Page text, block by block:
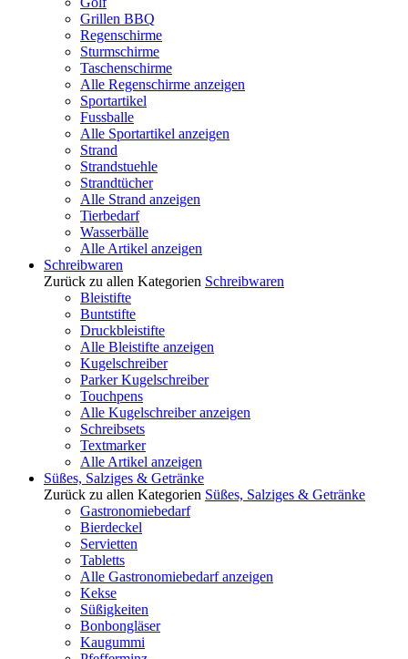
Grillen BBQ
Regenschirme
Sturmschirme
Taschenschirme
Alle Regenschirme anzeigen
Sportartikel
Fussballe
Alle Sportartikel anzeigen
Strand
Strandstuehle
Strandtücher
Alle Strand anzeigen
Tierbedarf
Wasserbälle
Alle Artikel anzeigen
Schreibwaren
Zurück zu allen Kategorien Schreibwaren
Bleistifte
Buntstifte
Druckbleistifte
Alle Bleistifte anzeigen
Kugelschreiber
Parker Kugelschreiber
Touchpens
Alle Kugelschreiber anzeigen
Schreibsets
Textmarker
Alle Artikel anzeigen
Süßes, Salziges & Getränke
Zurück zu allen Kategorien Süßes, Salziges & Getränke
Gastronomiebedarf
Bierdeckel
Servietten
Tabletts
Alle Gastronomiebedarf anzeigen
Kekse
Süßigkeiten
Bonbongläser
Kaugummi